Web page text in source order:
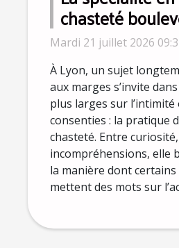
chasteté
la perception
consentement
Mardi 21 juillet 2026
À Lyon, un sujet
aux marges s’invite
plus larges sur l’intimité
consenties : la pratique
chasteté. Entre
incompréhensions, elle
la manière dont certains
mettent des mots sur